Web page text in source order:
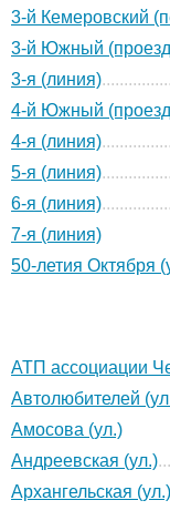
3-й Кемеровский
3-й Южный
3-я (линия)
4-й Южный
4-я (линия)
5-я (линия)
6-я (линия)
7-я (линия)
50-летия Октября
АТП ассоциации
Автолюбителей
Амосова (ул.)
Андреевская (ул.)
Архангельская (ул.)